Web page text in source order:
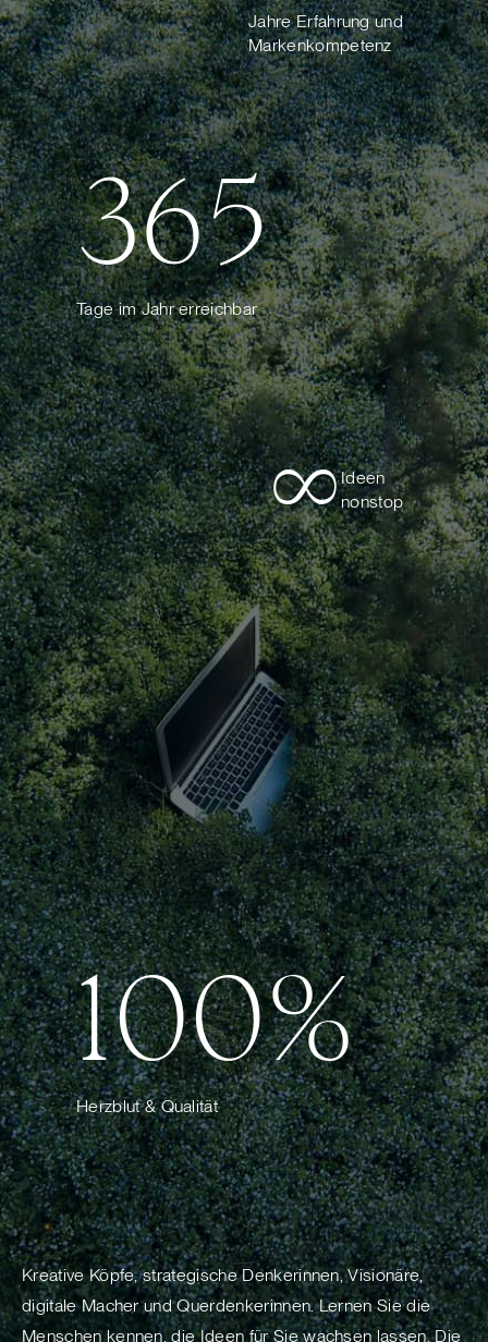
Kreative Köpfe, strategische Denkerinnen, Visionäre,
digitale Macher und Querdenkerinnen. Lernen Sie die
Menschen kennen, die Ideen für Sie wachsen lassen. Die
365
Tage im Jahr erreichbar
Jahre Erfahrung und
Markenkompetenz
∞Ideen
nonstop
100%
Herzblut & Qualität